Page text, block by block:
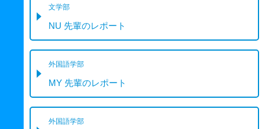
文学部
NU 先輩のレポート
外国語学部
MY 先輩のレポート
外国語学部